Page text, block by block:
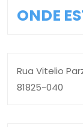
ONDE
Rua Vitelio
81825-040